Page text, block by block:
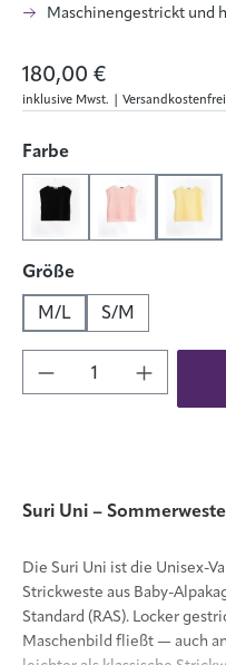
Maschinengestrickt und
180,00 €
inklusive Mwst. |
Farbeauswählen
SchwarzZartrosa
Größeauswählen
M/L
S/M
Produkt Anzahl:
Suri Uni –
Die Suri Uni ist die Unisex-
Strickweste aus Baby-
Standard (RAS). Locker
Maschenbild fließt — auch